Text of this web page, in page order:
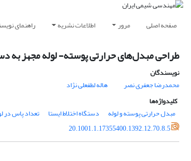
صفحه اصلی مرور اطلاعات نشریه راهنمای
طراحی مبدل‌های حرارتی پوسته- لوله مجهز به
نویسندگان
محمدرضا جعفری نصر
هاله لطفعلی نژاد
کلیدواژه‌ها
مبدل حرارتی پوسته و لوله
دستگاه اختلاط ایستا تعداد پاس در
20.1001.1.17355400.1392.12.70.8.5